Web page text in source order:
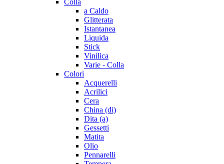
Colla
a Caldo
Glitterata
Istantanea
Liquida
Stick
Vinilica
Varie - Colla
Colori
Acquerelli
Acrilici
Cera
China (di)
Dita (a)
Gessetti
Matita
Olio
Pennarelli